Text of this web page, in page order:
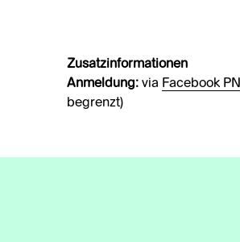
Zusatzinformationen
Anmeldung: via Facebook PN
begrenzt)